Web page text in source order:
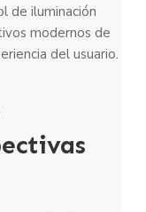
de iluminación
modernos de
del usuario.